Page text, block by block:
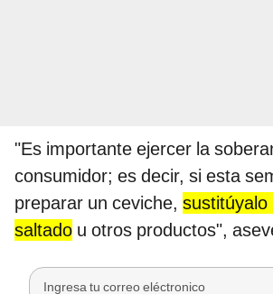
"Es importante ejercer la
consumidor; es decir, si esta
preparar un ceviche, sustitúyalo
saltado u otros productos",